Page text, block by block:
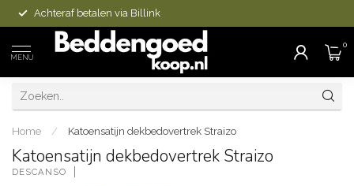
Achteraf betalen via Billink
MENU
0
Home / Katoensatijn dekbedovertrek Straizo
Katoensatijn dekbedovertrek Straizo
DESCANSO